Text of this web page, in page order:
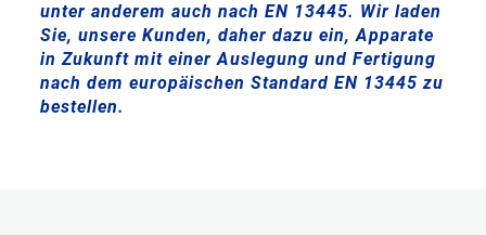
unter anderem auch nach EN 13445. Wir laden
Sie, unsere Kunden, daher dazu ein, Apparate
in Zukunft mit einer Auslegung und Fertigung
nach dem europäischen Standard EN 13445 zu
bestellen.